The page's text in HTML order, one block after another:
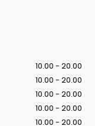
10.00 - 20.00
10.00 - 20.00
10.00 - 20.00
10.00 - 20.00
10.00 - 20.00